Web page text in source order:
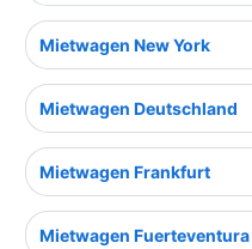
Mietwagen New York
Mietwagen Deutschland
Mietwagen Frankfurt
Mietwagen Fuerteventura